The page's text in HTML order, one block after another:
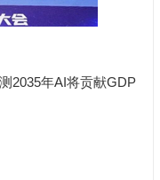
2035年AI将贡献GDP